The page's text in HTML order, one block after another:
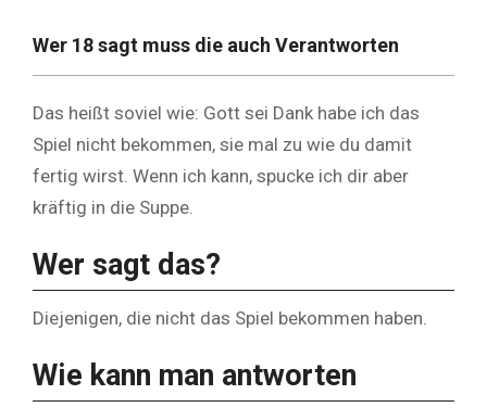
Wer 18 sagt muss die auch Verantworten
Das heißt soviel wie: Gott sei Dank habe ich das
Spiel nicht bekommen, sie mal zu wie du damit
fertig wirst. Wenn ich kann, spucke ich dir aber
kräftig in die Suppe.
Wer sagt das?
Diejenigen, die nicht das Spiel bekommen haben.
Wie kann man antworten